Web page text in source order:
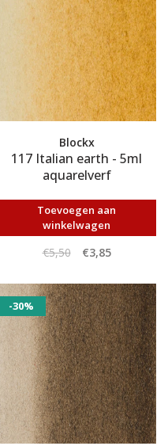
Blockx
117 Italian earth - 5ml
aquarelverf
Toevoegen aan
winkelwagen
€5,50 €3,85
-30%